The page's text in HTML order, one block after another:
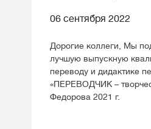
06 сентября 2022
Дорогие коллеги, Мы
лучшую выпускную
переводу и дидактике
«ПЕРЕВОДЧИК –
Федорова 2021 г.